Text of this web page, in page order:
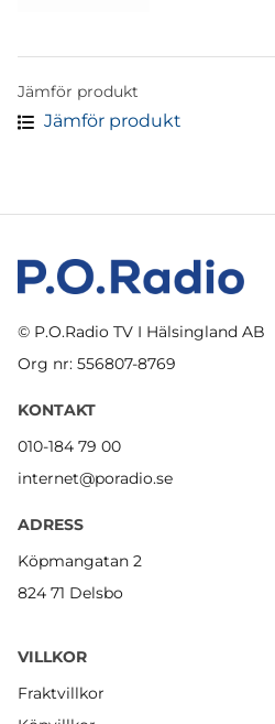
Jämför produkt
Jämför produkt
© P.O.Radio TV I Hälsingland AB
Org nr: 556807-8769
KONTAKT
010-184 79 00
internet@poradio.se
ADRESS
Köpmangatan 2
824 71 Delsbo
VILLKOR
Fraktvillkor